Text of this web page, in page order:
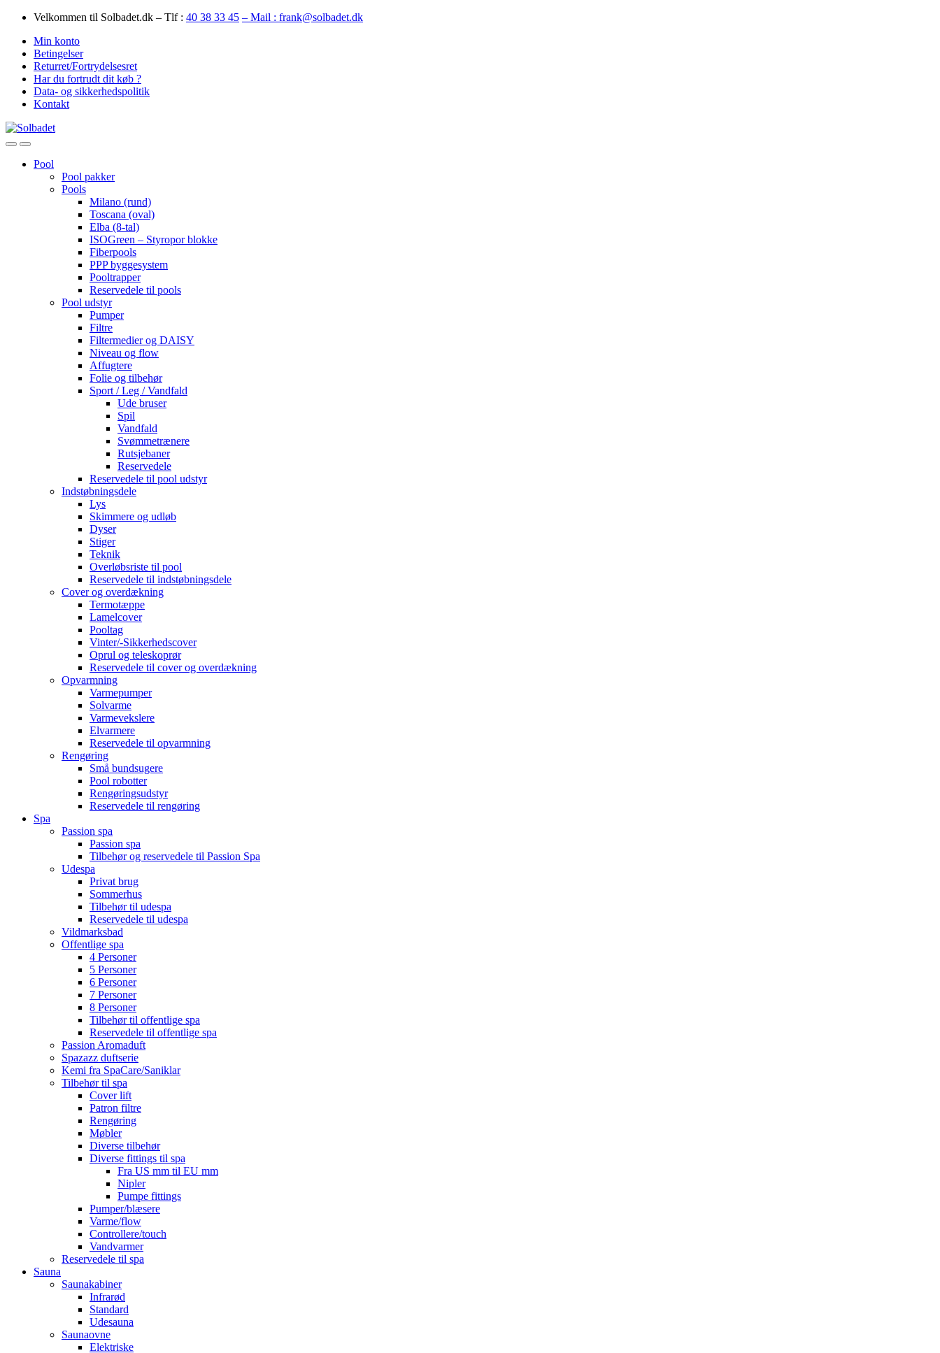
Skip
navigation
Skip
content
Velkommen til Solbadet.dk – Tlf : 40 38 33 45 – Mail : frank@solbadet.dk
Min konto
Betingelser
Returret/Fortrydelsesret
Har du fortrudt dit køb ?
Data- og sikkerhedspolitik
Kontakt
OpenClose
Pool
Pool pakker
Pools
Milano (rund)
Toscana (oval)
Elba (8-tal)
ISOGreen – Styropor blokke
Fiberpools
PPP byggesystem
Pooltrapper
Reservedele til pools
Pool udstyr
Pumper
Filtre
Filtermedier og DAISY
Niveau og flow
Affugtere
Folie og tilbehør
Sport / Leg / Vandfald
Ude bruser
Spil
Vandfald
Svømmetrænere
Rutsjebaner
Reservedele
Reservedele til pool udstyr
Indstøbningsdele
Lys
Skimmere og udløb
Dyser
Stiger
Teknik
Overløbsriste til pool
Reservedele til indstøbningsdele
Cover og overdækning
Termotæppe
Lamelcover
Pooltag
Vinter/-Sikkerhedscover
Oprul og teleskoprør
Reservedele til cover og overdækning
Opvarmning
Varmepumper
Solvarme
Varmevekslere
Elvarmere
Reservedele til opvarmning
Rengøring
Små bundsugere
Pool robotter
Rengøringsudstyr
Reservedele til rengøring
Spa
Passion spa
Passion spa
Tilbehør og reservedele til Passion Spa
Udespa
Privat brug
Sommerhus
Tilbehør til udespa
Reservedele til udespa
Vildmarksbad
Offentlige spa
4 Personer
5 Personer
6 Personer
7 Personer
8 Personer
Tilbehør til offentlige spa
Reservedele til offentlige spa
Passion Aromaduft
Spazazz duftserie
Kemi fra SpaCare/Saniklar
Tilbehør til spa
Cover lift
Patron filtre
Rengøring
Møbler
Diverse tilbehør
Diverse fittings til spa
Fra US mm til EU mm
Nipler
Pumpe fittings
Pumper/blæsere
Varme/flow
Controllere/touch
Vandvarmer
Reservedele til spa
Sauna
Saunakabiner
Infrarød
Standard
Udesauna
Saunaovne
Elektriske